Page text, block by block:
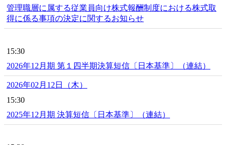
管理職層に属する従業員向け株式報酬制度における株式取
得に係る事項の決定に関するお知らせ
15:30
2026年12月期 第１四半期決算短信〔日本基準〕（連結）
2026年02月12日（木）
15:30
2025年12月期 決算短信〔日本基準〕（連結）